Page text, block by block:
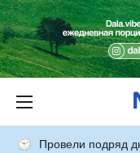
Провели подряд